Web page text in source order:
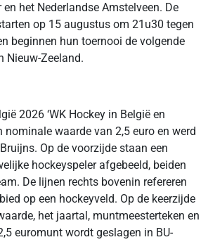
en het Nederlandse Amstelveen. De
op 15 augustus om 21u30 tegen
beginnen hun toernooi de volgende
Nieuw-Zeeland.
2026 ‘WK Hockey in België en
nominale waarde van 2,5 euro en werd
Op de voorzijde staan een
hockeyspeler afgebeeld, beiden
De lijnen rechts bovenin refereren
op een hockeyveld. Op de keerzijde
het jaartal, muntmeesterteken en
euromunt wordt geslagen in BU-